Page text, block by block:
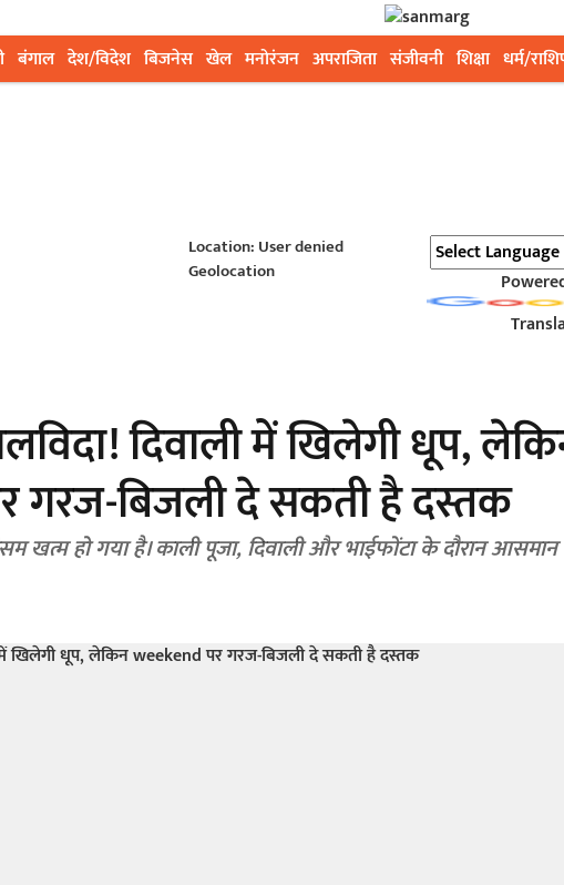
बंगाल देश/विदेश बिजनेस खेल मनोरंजन अपराजिता संजीवनी शिक्षा धर्म/
Location: User denied
Geolocation
दिवाली में खिलेगी धूप,
गरज-बिजली दे सकती है दस्तक
खत्म हो गया है। काली पूजा, दिवाली और भाईफोंटा के दौरान